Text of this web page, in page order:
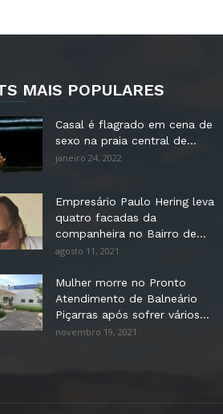
MAIS POPULARES
Casal é flagrado em cena de
sexo na praia central de...
janeiro 24, 2022
Empresário Paulo Hering leva
quatro facadas da
companheira no Bairro de...
agosto 11, 2021
Mulher morre no Pronto
Atendimento de Balneário
Piçarras após sofrer vários...
novembro 19, 2021